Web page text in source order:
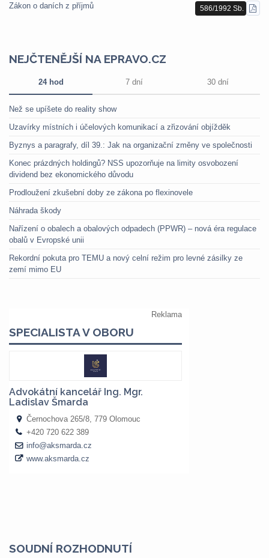
Zákon o daních z příjmů 586/1992 Sb.
PDF
NEJČTENĚJŠÍ NA EPRAVO.CZ
24 hod 7 dní 30 dní
Než se upíšete do reality show
Uzavírky místních i účelových komunikací a zřizování objížděk
Byznys a paragrafy, díl 39.: Jak na organizační změny ve společnosti
Konec prázdných holdingů? NSS upozorňuje na limity osvobození
dividend bez ekonomického důvodu
Prodloužení zkušební doby ze zákona po flexinovele
Náhrada škody
Nařízení o obalech a obalových odpadech (PPWR) – nová éra regulace
obalů v Evropské unii
Rekordní pokuta pro TEMU a nový celní režim pro levné zásilky ze
zemí mimo EU
SOUDNÍ ROZHODNUTÍ